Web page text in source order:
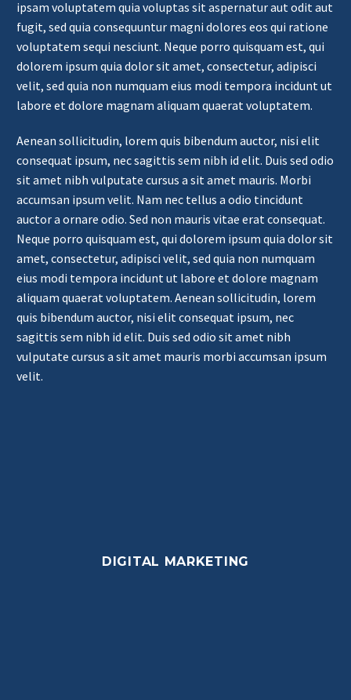
ipsam voluptatem quia voluptas sit aspernatur aut odit aut
fugit, sed quia consequuntur magni dolores eos qui ratione
voluptatem sequi nesciunt. Neque porro quisquam est, qui
dolorem ipsum quia dolor sit amet, consectetur, adipisci
velit, sed quia non numquam eius modi tempora incidunt ut
labore et dolore magnam aliquam quaerat voluptatem.
Aenean sollicitudin, lorem quis bibendum auctor, nisi elit
consequat ipsum, nec sagittis sem nibh id elit. Duis sed odio
sit amet nibh vulputate cursus a sit amet mauris. Morbi
accumsan ipsum velit. Nam nec tellus a odio tincidunt
auctor a ornare odio. Sed non mauris vitae erat consequat.
Neque porro quisquam est, qui dolorem ipsum quia dolor sit
amet, consectetur, adipisci velit, sed quia non numquam
eius modi tempora incidunt ut labore et dolore magnam
aliquam quaerat voluptatem. Aenean sollicitudin, lorem
quis bibendum auctor, nisi elit consequat ipsum, nec
sagittis sem nibh id elit. Duis sed odio sit amet nibh
vulputate cursus a sit amet mauris morbi accumsan ipsum
velit.
DIGITAL MARKETING